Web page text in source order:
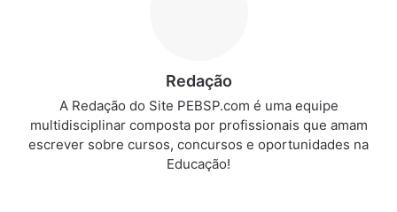
Redação
A Redação do Site PEBSP.com é uma equipe
multidisciplinar composta por profissionais que amam
escrever sobre cursos, concursos e oportunidades na
Educação!